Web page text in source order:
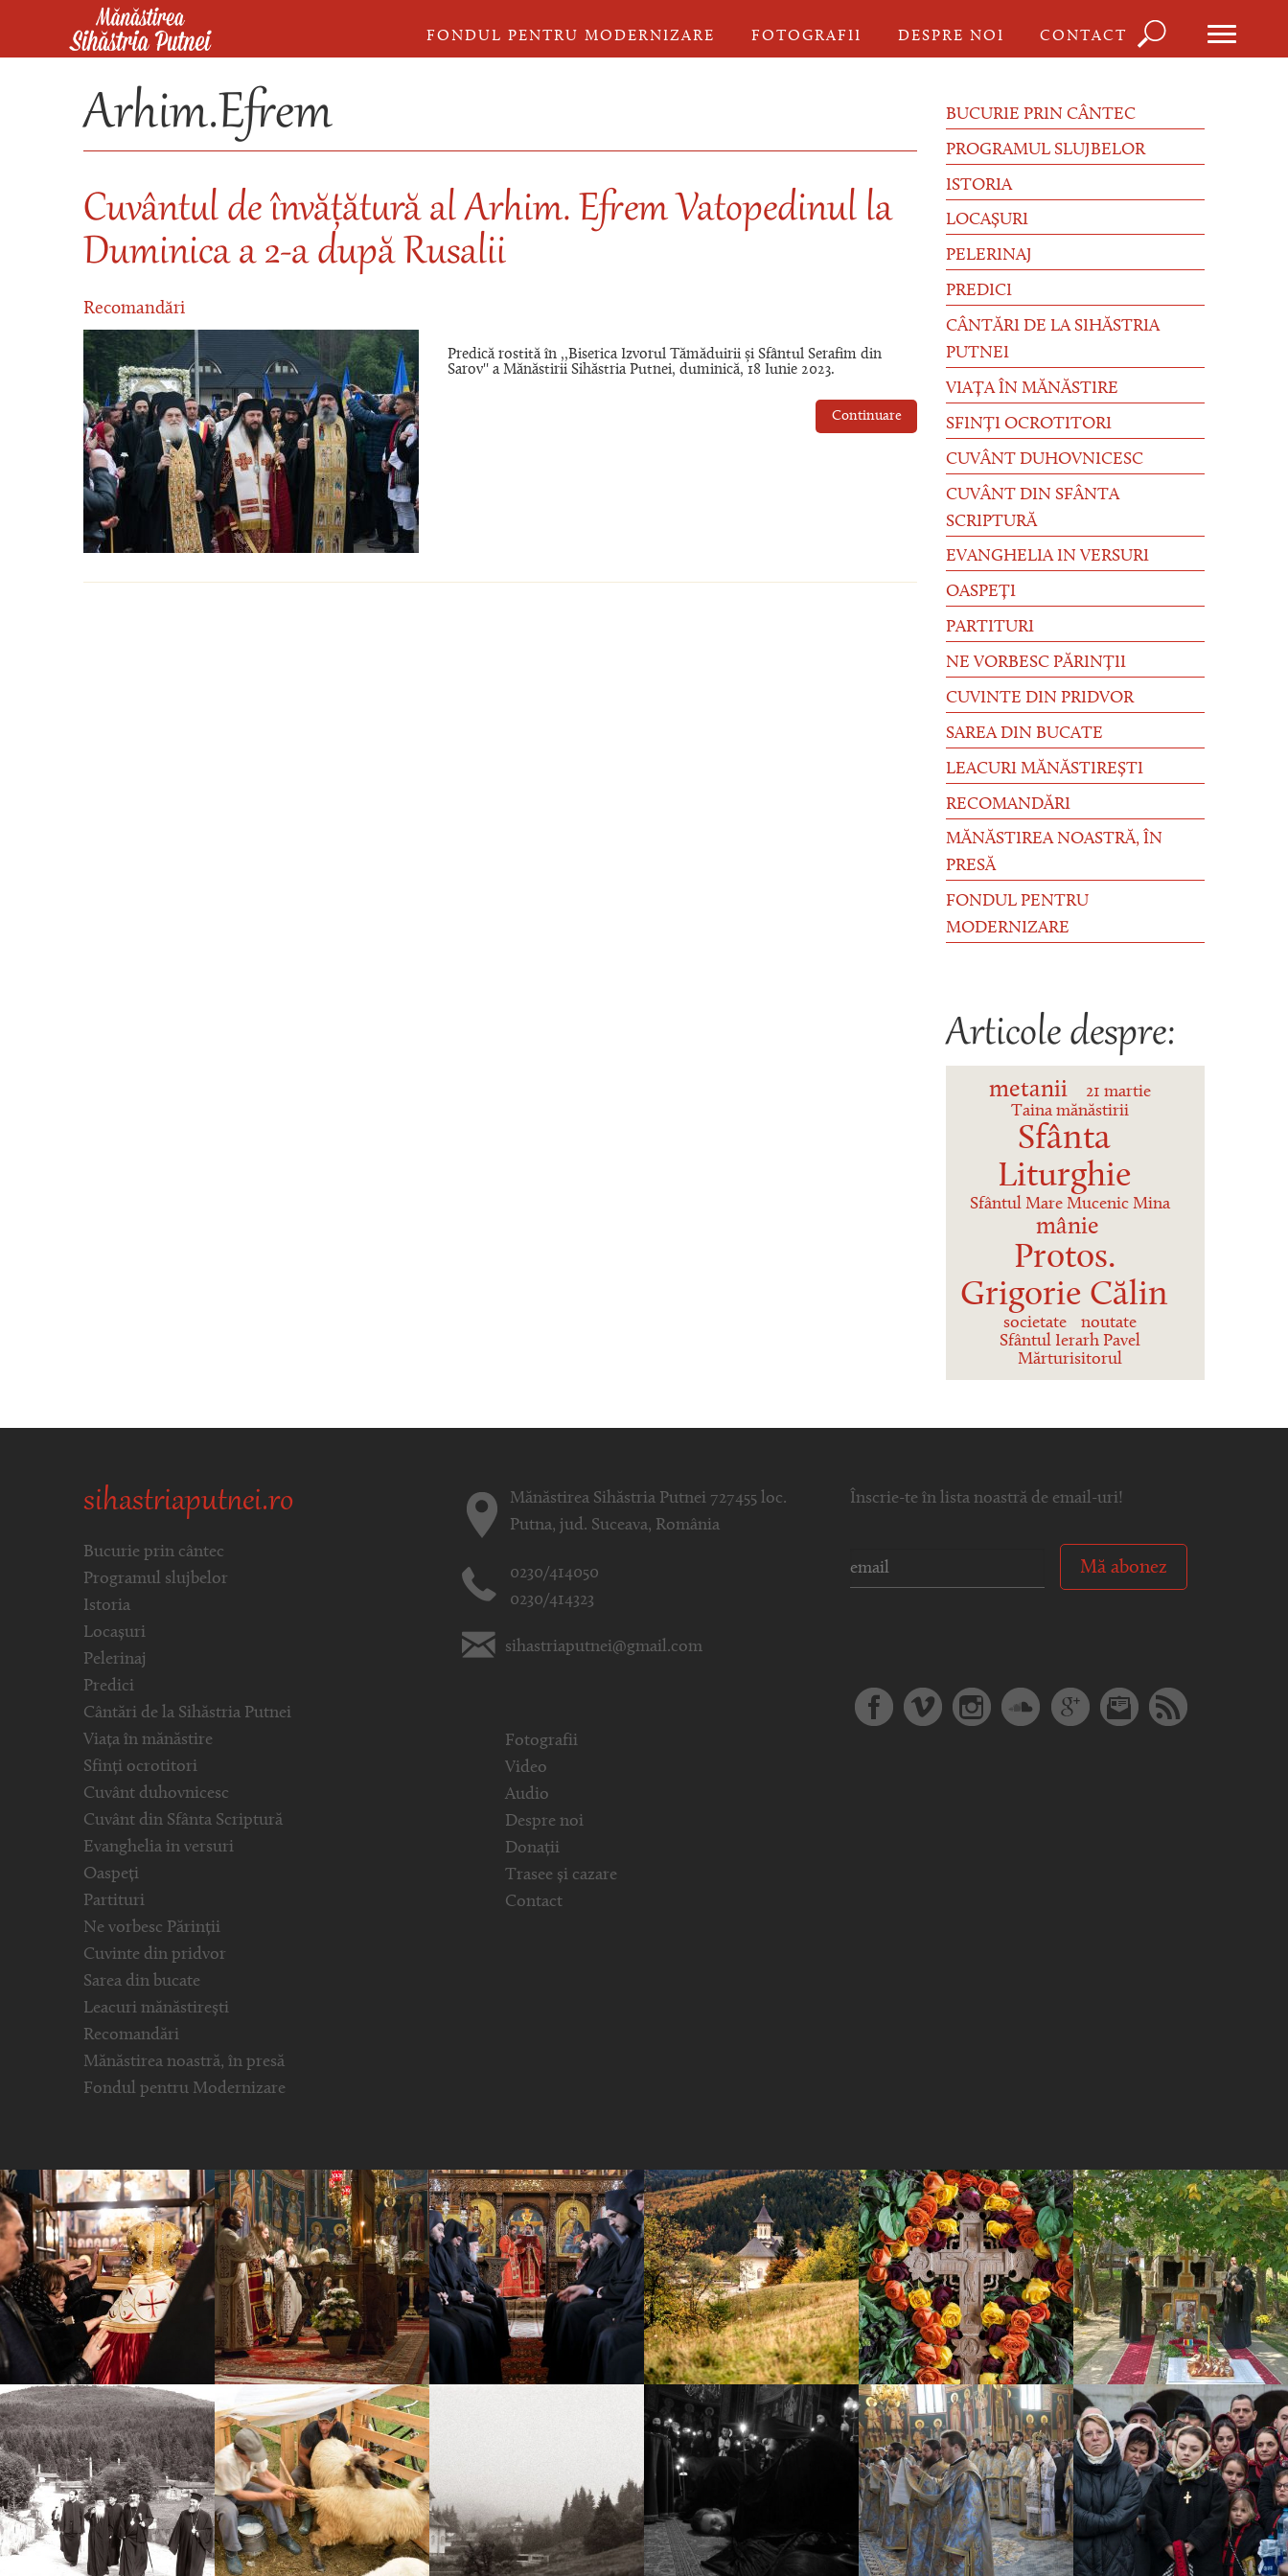
Mergi la conţinutul principal
FONDUL PENTRU MODERNIZARE FOTOGRAFII DESPRE NOI CONTACT
căutare
Arhim.Efrem
Cuvântul de învățătură al Arhim. Efrem Vatopedinul la
Duminica a 2-a după Rusalii
Recomandări
Predică rostită în ,,Biserica Izvorul Tămăduirii și Sfântul Serafim din
Sarov'' a Mănăstirii Sihăstria Putnei, duminică, 18 Iunie 2023.
Continuare
BUCURIE PRIN CÂNTEC
PROGRAMUL SLUJBELOR
ISTORIA
LOCAȘURI
PELERINAJ
PREDICI
CÂNTĂRI DE LA SIHĂSTRIA
PUTNEI
VIAȚA ÎN MĂNĂSTIRE
SFINȚI OCROTITORI
CUVÂNT DUHOVNICESC
CUVÂNT DIN SFÂNTA
SCRIPTURĂ
EVANGHELIA IN VERSURI
OASPEȚI
PARTITURI
NE VORBESC PĂRINȚII
CUVINTE DIN PRIDVOR
SAREA DIN BUCATE
LEACURI MĂNĂSTIREȘTI
RECOMANDĂRI
MĂNĂSTIREA NOASTRĂ, ÎN
PRESĂ
FONDUL PENTRU
MODERNIZARE
Articole despre:
metanii
21 martie
Taina mănăstirii
Sfânta
Liturghie
Sfântul Mare Mucenic Mina
mânie
Protos.
Grigorie Călin
societate
noutate
Sfântul Ierarh Pavel
Mărturisitorul
sihastriaputnei.ro
Bucurie prin cântec
Programul slujbelor
Istoria
Locașuri
Pelerinaj
Predici
Cântări de la Sihăstria Putnei
Viața în mănăstire
Sfinți ocrotitori
Cuvânt duhovnicesc
Cuvânt din Sfânta Scriptură
Evanghelia in versuri
Oaspeți
Partituri
Ne vorbesc Părinții
Cuvinte din pridvor
Sarea din bucate
Leacuri mănăstirești
Recomandări
Mănăstirea noastră, în presă
Fondul pentru Modernizare
Mănăstirea Sihăstria Putnei 727455 loc.
Putna, jud. Suceava, România
0230/414050
0230/414323
sihastriaputnei@gmail.com
Fotografii
Video
Audio
Despre noi
Donații
Trasee și cazare
Contact
Înscrie-te în lista noastră de email-uri!
Mă abonez